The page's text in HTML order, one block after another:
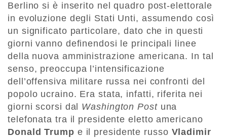
Berlino si è inserito nel quadro post-elettorale
in evoluzione degli Stati Unti, assumendo così
un significato particolare, dato che in questi
giorni vanno definendosi le principali linee
della nuova amministrazione americana. In tal
senso, preoccupa l’intensificazione
dell’offensiva militare russa nei confronti del
popolo ucraino. Era stata, infatti, riferita nei
giorni scorsi dal Washington Postuna
telefonata tra il presidente eletto americano
Donald Trump e il presidente russo Vladimir